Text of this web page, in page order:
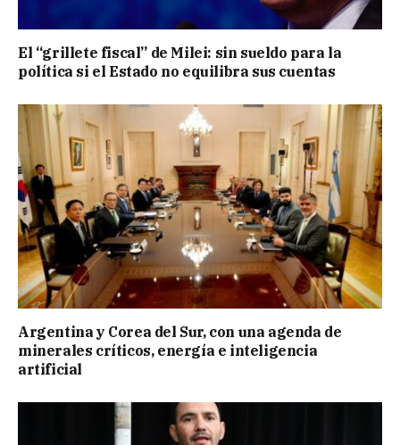
El “grillete fiscal” de Milei: sin sueldo para la
política si el Estado no equilibra sus cuentas
Argentina y Corea del Sur, con una agenda de
minerales críticos, energía e inteligencia
artificial